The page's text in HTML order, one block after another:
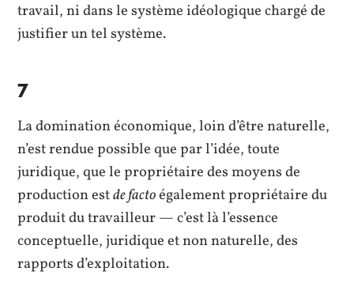
travail, ni dans le système idéologique chargé de
justifier un tel système.
7
La domination économique, loin d’être naturelle,
n’est rendue possible que par l’idée, toute
juridique, que le propriétaire des moyens de
production estde factoégalement propriétaire du
produit du travailleur — c’est là l’essence
conceptuelle, juridique et non naturelle, des
rapports d’exploitation.